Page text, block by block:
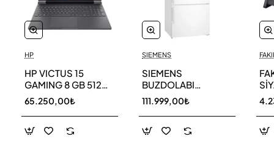
HP
HP VICTUS 15
GAMING 8 GB 512
GB SSD LAPTOP
FA0011NT 80D33EA
65.250,00₺
SIEMENS
SIEMENS
BUZDOLABI
KG86NCWE0N
111.999,00₺